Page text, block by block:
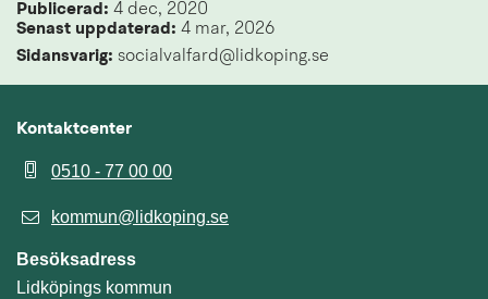
Publicerad: 4 dec, 2020
Senast uppdaterad: 4 mar, 2026
Sidansvarig: socialvalfard@lidkoping.se
Kontaktcenter
0510 - 77 00 00
kommun@lidkoping.se
Besöksadress
Lidköpings kommun